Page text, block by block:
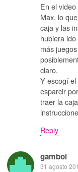
En el
Max, lo
caja y las
hubiera
más
claro.
Y escogí
esparcir
traer la
Reply
gamboi
31 agosto